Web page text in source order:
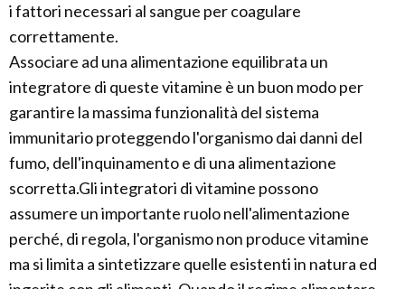
i fattori necessari al sangue per coagulare
correttamente.
Associare ad una alimentazione equilibrata un
integratore di queste vitamine è un buon modo per
garantire la massima funzionalità del sistema
immunitario proteggendo l'organismo dai danni del
fumo, dell'inquinamento e di una alimentazione
scorretta.Gli integratori di vitamine possono
assumere un importante ruolo nell'alimentazione
perché, di regola, l'organismo non produce vitamine
ma si limita a sintetizzare quelle esistenti in natura ed